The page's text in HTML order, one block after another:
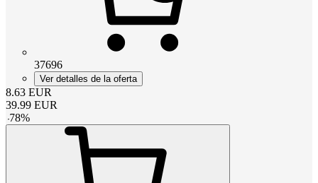
37696
Ver detalles de la oferta
8.63 EUR
39.99 EUR
-78%